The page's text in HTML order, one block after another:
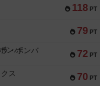
118 PT
79 PT
72 PT
・ボンバ
70 PT
ス